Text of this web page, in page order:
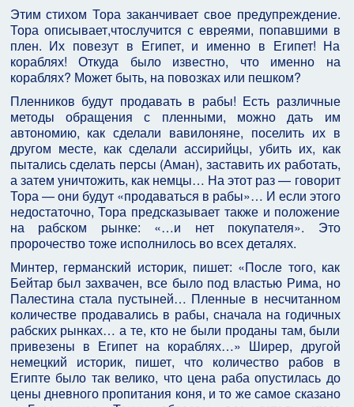
Этим стихом Тора заканчивает свое предупреждение.
Тора описывает,чтослучится с евреями, попавшими в
плен. Их повезут в Египет, и именно в Египет! На
кораблях! Откуда было известно, что именно на
кораблях? Может быть, на повозках или пешком?
Пленников будут продавать в рабы! Есть различные
методы обращения с пленными, можно дать им
автономию, как сделали вавилоняне, поселить их в
другом месте, как сделали ассирийцы, убить их, как
пытались сделать персы (Аман), заставить их работать,
а затем уничтожить, как немцы… На этот раз — говорит
Тора — они будут «продаваться в рабы»… И если этого
недостаточно, Тора предсказывает также и положение
на рабском рынке: «…и нет покупателя». Это
пророчество тоже исполнилось во всех деталях.
Минтер, германский историк, пишет: «После того, как
Бейтар был захвачен, все было под властью Рима, но
Палестина стала пустыней… Пленные в несчитанном
количестве продавались в рабы, сначала на годичных
рабских рынках… а те, кто не были проданы там, были
привезены в Египет на кораблях…» Ширер, другой
немецкий историк, пишет, что количество рабов в
Египте было так велико, что цена раба опустилась до
цены дневного пропитания коня, и то же самое сказано